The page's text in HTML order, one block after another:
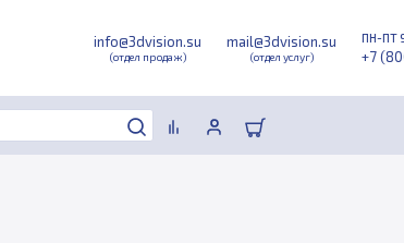
info@3dvision.su
(отдел продаж)
mail@3dvision.su
(отдел услуг)
ПН-ПТ
+7